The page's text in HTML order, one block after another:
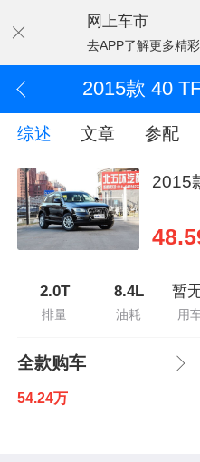
网上车市
去APP了解更多精
2015款 40
综述 文章 参配
2015
2.0T
排量
8.4L
油耗
暂
用
全款购车
54.24万